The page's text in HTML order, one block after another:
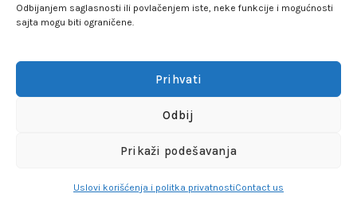
Odbijanjem saglasnosti ili povlačenjem iste, neke funkcije i mogućnosti
sajta mogu biti ograničene.
Prihvati
Odbij
Prikaži podešavanja
Uslovi korišćenja i politka privatnostiContact us
Adresa: Paunova 24 - TC Banjica
Lokal 102, prvi sprat
FLAKHOBBY© 2021 Sva prava zadržana
Dodaj u korpu